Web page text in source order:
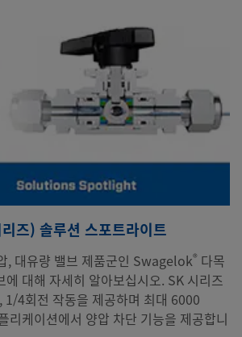
즈) 솔루션 스포트라이트
, 대유량 밸브 제품군인 Swagelok® 다목
에 대해 자세히 알아보십시오. SK 시리즈
1/4회전 작동을 제공하며 최대 6000
케이션에서 양압 차단 기능을 제공합니